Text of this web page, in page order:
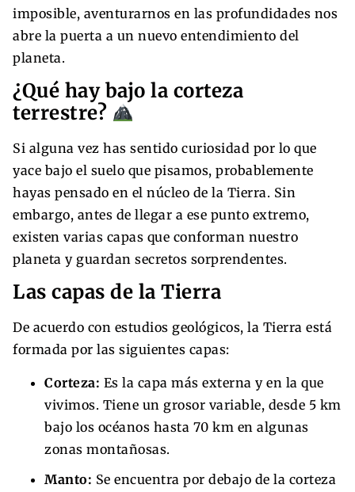
imposible, aventurarnos en las profundidades nos
abre la puerta a un nuevo entendimiento del
planeta.
¿Qué hay bajo la corteza
terrestre?
Si alguna vez has sentido curiosidad por lo que
yace bajo el suelo que pisamos, probablemente
hayas pensado en el núcleo de la Tierra. Sin
embargo, antes de llegar a ese punto extremo,
existen varias capas que conforman nuestro
planeta y guardan secretos sorprendentes.
Las capas de la Tierra
De acuerdo con estudios geológicos, la Tierra está
formada por las siguientes capas:
Corteza: Es la capa más externa y en la que
vivimos. Tiene un grosor variable, desde 5 km
bajo los océanos hasta 70 km en algunas
zonas montañosas.
Manto: Se encuentra por debajo de la corteza